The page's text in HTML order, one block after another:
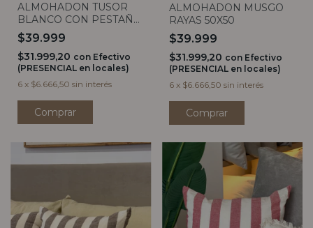
ALMOHADON TUSOR
BLANCO CON PESTAÑA
50X50
$39.999
$31.999,20 con Efectivo
(PRESENCIAL en locales)
6 x $6.666,50 sin interés
Comprar
ALMOHADON MUSGO
RAYAS 50X50
$39.999
$31.999,20 con Efectivo
(PRESENCIAL en locales)
6 x $6.666,50 sin interés
Comprar